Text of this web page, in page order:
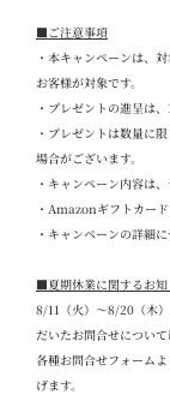
■ ご注意事項
・本キャンペーンは、
お客様が対象です。
・プレゼントの進呈は、 1
・プレゼントは数量に
場合がございます。
・キャンペーン内容は
・ Amazonギフトカー
・キャンペーンの詳細
■夏期休業に関するお知
8/11 （火）～8/20（木
だいたお問合せについて
各種お問合せフォーム
げます。